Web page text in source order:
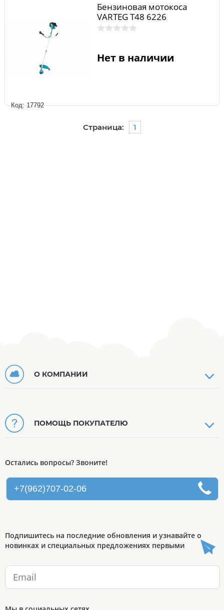
Код: 17792
Бензиновая мотокоса
VARTEG T48 6226
Нет в наличии
Страница: 1
О КОМПАНИИ
ПОМОЩЬ ПОКУПАТЕЛЮ
Остались вопросы? Звоните!
+7(962)707-02-06
Подпишитесь на последние обновления и узнавайте о
новинках и специальных предложениях первыми